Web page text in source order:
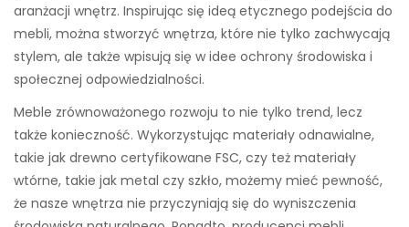
aranżacji wnętrz. Inspirując się ideą etycznego podejścia do
mebli, można stworzyć wnętrza, które nie tylko zachwycają
stylem, ale także wpisują się w idee ochrony środowiska i
społecznej odpowiedzialności.
Meble zrównoważonego rozwoju to nie tylko trend, lecz
także konieczność. Wykorzystując materiały odnawialne,
takie jak drewno certyfikowane FSC, czy też materiały
wtórne, takie jak metal czy szkło, możemy mieć pewność,
że nasze wnętrza nie przyczyniają się do wyniszczenia